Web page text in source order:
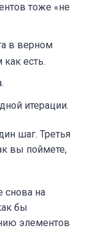
тоже «не
в верном
как есть.
итерации.
шаг. Третья
вы поймете,
снова на
бы
элементов